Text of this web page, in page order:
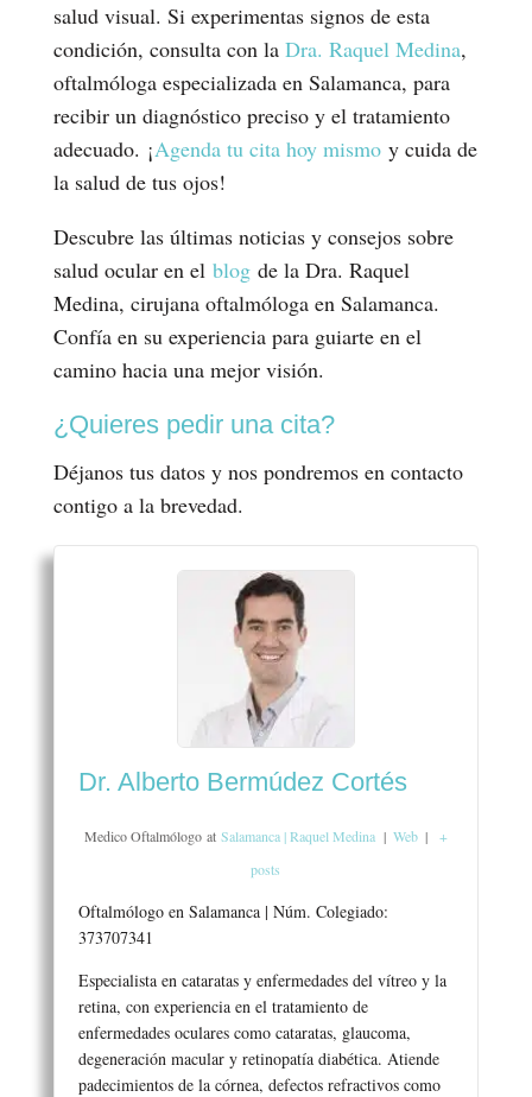
salud visual. Si experimentas signos de esta
condición, consulta con la Dra. Raquel Medina,
oftalmóloga especializada en Salamanca, para
recibir un diagnóstico preciso y el tratamiento
adecuado. ¡Agenda tu cita hoy mismoy cuida de
la salud de tus ojos!
Descubre las últimas noticias y consejos sobre
salud ocular en el blogde la Dra. Raquel
Medina, cirujana oftalmóloga en Salamanca.
Confía en su experiencia para guiarte en el
camino hacia una mejor visión.
¿Quieres pedir una cita?
Déjanos tus datos y nos pondremos en contacto
contigo a la brevedad.
Dr. Alberto Bermúdez Cortés
Medico Oftalmólogo at Salamanca | Raquel Medina | Web |
+
posts
Oftalmólogo en Salamanca | Núm. Colegiado:
373707341
Especialista en cataratas y enfermedades del vítreo y la
retina, con experiencia en el tratamiento de
enfermedades oculares como cataratas, glaucoma,
degeneración macular y retinopatía diabética. Atiende
padecimientos de la córnea, defectos refractivos como